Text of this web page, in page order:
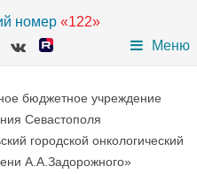
номер«122»
Меню
бюджетное учреждение
Севастополя
городской онкологический
А.А.Задорожного»